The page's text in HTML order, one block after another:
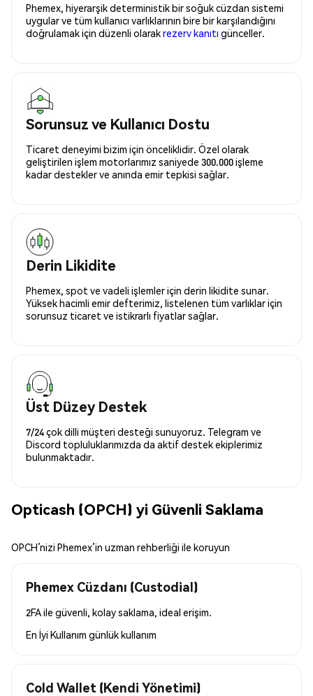
Phemex, hiyerarşik deterministik bir soğuk cüzdan sistemi
uygular ve tüm kullanıcı varlıklarının bire bir karşılandığını
doğrulamak için düzenli olarakrezerv kanıtı günceller.
Sorunsuz ve Kullanıcı Dostu
Ticaret deneyimi bizim için önceliklidir. Özel olarak
geliştirilen işlem motorlarımız saniyede 300.000 işleme
kadar destekler ve anında emir tepkisi sağlar.
Derin Likidite
Phemex, spot ve vadeli işlemler için derin likidite sunar.
Yüksek hacimli emir defterimiz, listelenen tüm varlıklar için
sorunsuz ticaret ve istikrarlı fiyatlar sağlar.
Üst Düzey Destek
7/24 çok dilli müşteri desteği sunuyoruz. Telegram ve
Discord topluluklarımızda da aktif destek ekiplerimiz
bulunmaktadır.
Opticash (OPCH) yi Güvenli Saklama
OPCH’nizi Phemex’in uzman rehberliği ile koruyun
Phemex Cüzdanı (Custodial)
2FA ile güvenli, kolay saklama, ideal erişim.
En İyi Kullanım günlük kullanım
Cold Wallet (Kendi Yönetimi)